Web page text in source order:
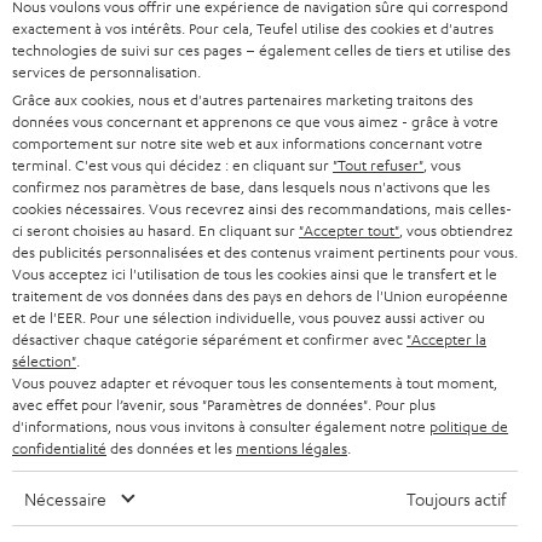
sans :
module pour le raccordement sans fil,
câbles de branchement adaptés.
Vos câbles ne sont pas fournis par défaut ? Consulteznotre sélection de
câbles et adaptateurset sélectionnez les modèles compatibles avec votre
caisson de basse. Branchement RCA, co-axial, jack ? Ne vous trompez pas !
Caisson de basse front firing ou down firing ?
Vous hésitez ? Vous ne savez quel produit ajouter à votre installation home
cinéma ? Pour choisir entre ces deux types de caisson de grave, fiez-vous à
:
votre budget,
les accessoires,
la taille de votre pièce,
la puissance du produit concerné,
le matériel inclus.
En acoustique, le caisson de basse en down firing, soit avec la membrane
vers le bas, utilise le sol comme surface de réflexion sonore. Le signal
l’amplification du phénomène de « room mode ».
o
u
s
à
l
a
n
e
w
s
l
e
t
t
e
Catégories
HOME CINEMA
SYSTEMES COMPLETS HOME CINEMA
BARRES DE SON
STEREO
SMART HOME
BLUETOOTH
CASQUES AUDIO
CASQUES BLUETOOTH AUDIO
SYSTEMES COMPLETS
Société
SUPPORT
CARRIÈRE
PRESSE
B2B
BLOG
NEWSLETTER
MAGASINS
AVANTAGES D’ACHAT
Boutiques en ligne Teufel
ALLEMAGNE
AUTRICHE
SUISSE
PAYS-BAS
BELGIQUE
Nous voulons vous offrir une expérience de navigation sûre qui correspond
exactement à vos intérêts. Pour cela, Teufel utilise des cookies et d'autres
technologies de suivi sur ces pages – également celles de tiers et utilise des
services de personnalisation.
Grâce aux cookies, nous et d'autres partenaires marketing traitons des
données vous concernant et apprenons ce que vous aimez - grâce à votre
comportement sur notre site web et aux informations concernant votre
terminal. C'est vous qui décidez : en cliquant sur "Tout refuser" , vous
confirmez nos paramètres de base, dans lesquels nous n'activons que les
cookies nécessaires. Vous recevrez ainsi des recommandations, mais celles-
ci seront choisies au hasard. En cliquant sur "Accepter tout" , vous obtiendrez
des publicités personnalisées et des contenus vraiment pertinents pour vous.
Vous acceptez ici l'utilisation de tous les cookies ainsi que le transfert et le
traitement de vos données dans des pays en dehors de l'Union européenne
et de l'EER. Pour une sélection individuelle, vous pouvez aussi activer ou
désactiver chaque catégorie séparément et confirmer avec "Accepter la
sélection"
Vous pouvez adapter et révoquer tous les consentements à tout moment,
avec effet pour l’avenir, sous "Paramètres de données". Pour plus
d'informations, nous vous invitons à consulter également notre politique de
confidentialité des données et les mentions légales
Nécessaire Toujours actif